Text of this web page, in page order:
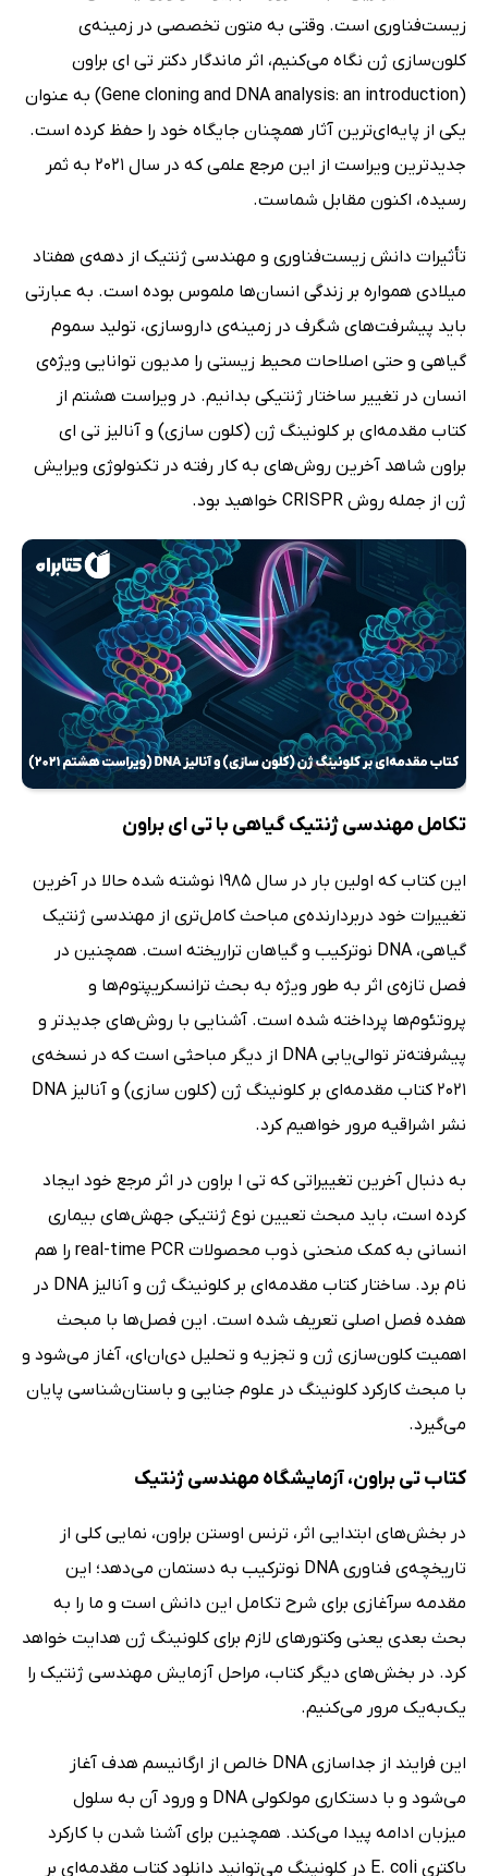
زیست‌فناوری است. وقتی به متون تخصصی در زمینه‌ی
کلون‌سازی ژن نگاه می‌کنیم، اثر ماندگار دکتر تی ای براون
(Gene cloning and DNA analysis: an introduction) به عنوان
یکی از پایه‌ای‌ترین آثار همچنان جایگاه خود را حفظ کرده است.
جدیدترین ویراست از این مرجع علمی که در سال ‌2021 به ثمر
رسیده، اکنون مقابل شماست.
تأثیرات دانش زیست‌فناوری و مهندسی ژنتیک از دهه‌ی هفتاد
میلادی همواره بر زندگی انسان‌ها ملموس بوده است. به عبارتی
باید پیشرفت‌های شگرف در زمینه‌ی داروسازی، تولید سموم
گیاهی و حتی اصلاحات محیط زیستی را مدیون توانایی ویژه‌ی
انسان در تغییر ساختار ژنتیکی بدانیم. در ویراست هشتم از
کتاب مقدمه‌ای بر کلونینگ ژن (کلون سازی) و آنالیز تی ای
براون شاهد آخرین روش‌های به کار رفته در تکنولوژی ویرایش
ژن از جمله روش CRISPR خواهید بود.
تکامل مهندسی ژنتیک گیاهی با تی ای براون
این کتاب که اولین بار در سال 1985 نوشته شده حالا در آخرین
تغییرات خود دربردارنده‌ی مباحث کامل‌تری از مهندسی ژنتیک
گیاهی، DNA نوترکیب و گیاهان تراریخته است. همچنین در
فصل تازه‌ی اثر به طور ویژه به بحث ترانسکریپتوم‌ها و
پروتئوم‌ها پرداخته شده است. آشنایی با روش‌های جدیدتر و
پیشرفته‌تر توالی‌یابی DNA از دیگر مباحثی است که در نسخه‌ی
2021 کتاب مقدمه‌ای بر کلونینگ ژن (کلون سازی) و آنالیز DNA
نشر اشراقیه مرور خواهیم کرد.
به دنبال آخرین تغییراتی که تی ا براون در اثر مرجع خود ایجاد
کرده است، باید مبحث تعیین نوع ژنتیکی جهش‌های بیماری
انسانی به کمک منحنی ذوب محصولات real-time PCR را هم
نام برد. ساختار کتاب مقدمه‌ای بر کلونینگ ژن و آنالیز DNA در
هفده فصل اصلی تعریف شده است. این فصل‌ها با مبحث
اهمیت کلون‌سازی ژن و تجزیه و تحلیل دی‌ان‌ای، آغاز می‌شود و
با مبحث کارکرد کلونینگ در علوم جنایی و باستان‌شناسی پایان
می‌گیرد.
کتاب تی براون، آزمایشگاه مهندسی ژنتیک
در بخش‌های ابتدایی اثر، ترنس اوستن براون، نمایی کلی از
تاریخچه‌ی فناوری DNA نوترکیب به دستمان می‌دهد؛ این
مقدمه سرآغازی برای شرح تکامل این دانش است و ما را به
بحث بعدی یعنی وکتورهای لازم برای کلونینگ ژن هدایت خواهد
کرد. در بخش‌های دیگر کتاب، مراحل آزمایش مهندسی ژنتیک را
یک‌به‌یک مرور می‌کنیم.
این فرایند از جداسازی DNA خالص از ارگانیسم هدف آغاز
می‌شود و با دستکاری مولکولی DNA و ورود آن به سلول
میزبان ادامه پیدا می‌کند. همچنین برای آشنا شدن با کارکرد
باکتری E. coli در کلونینگ می‌توانید دانلود کتاب مقدمه‌ای بر